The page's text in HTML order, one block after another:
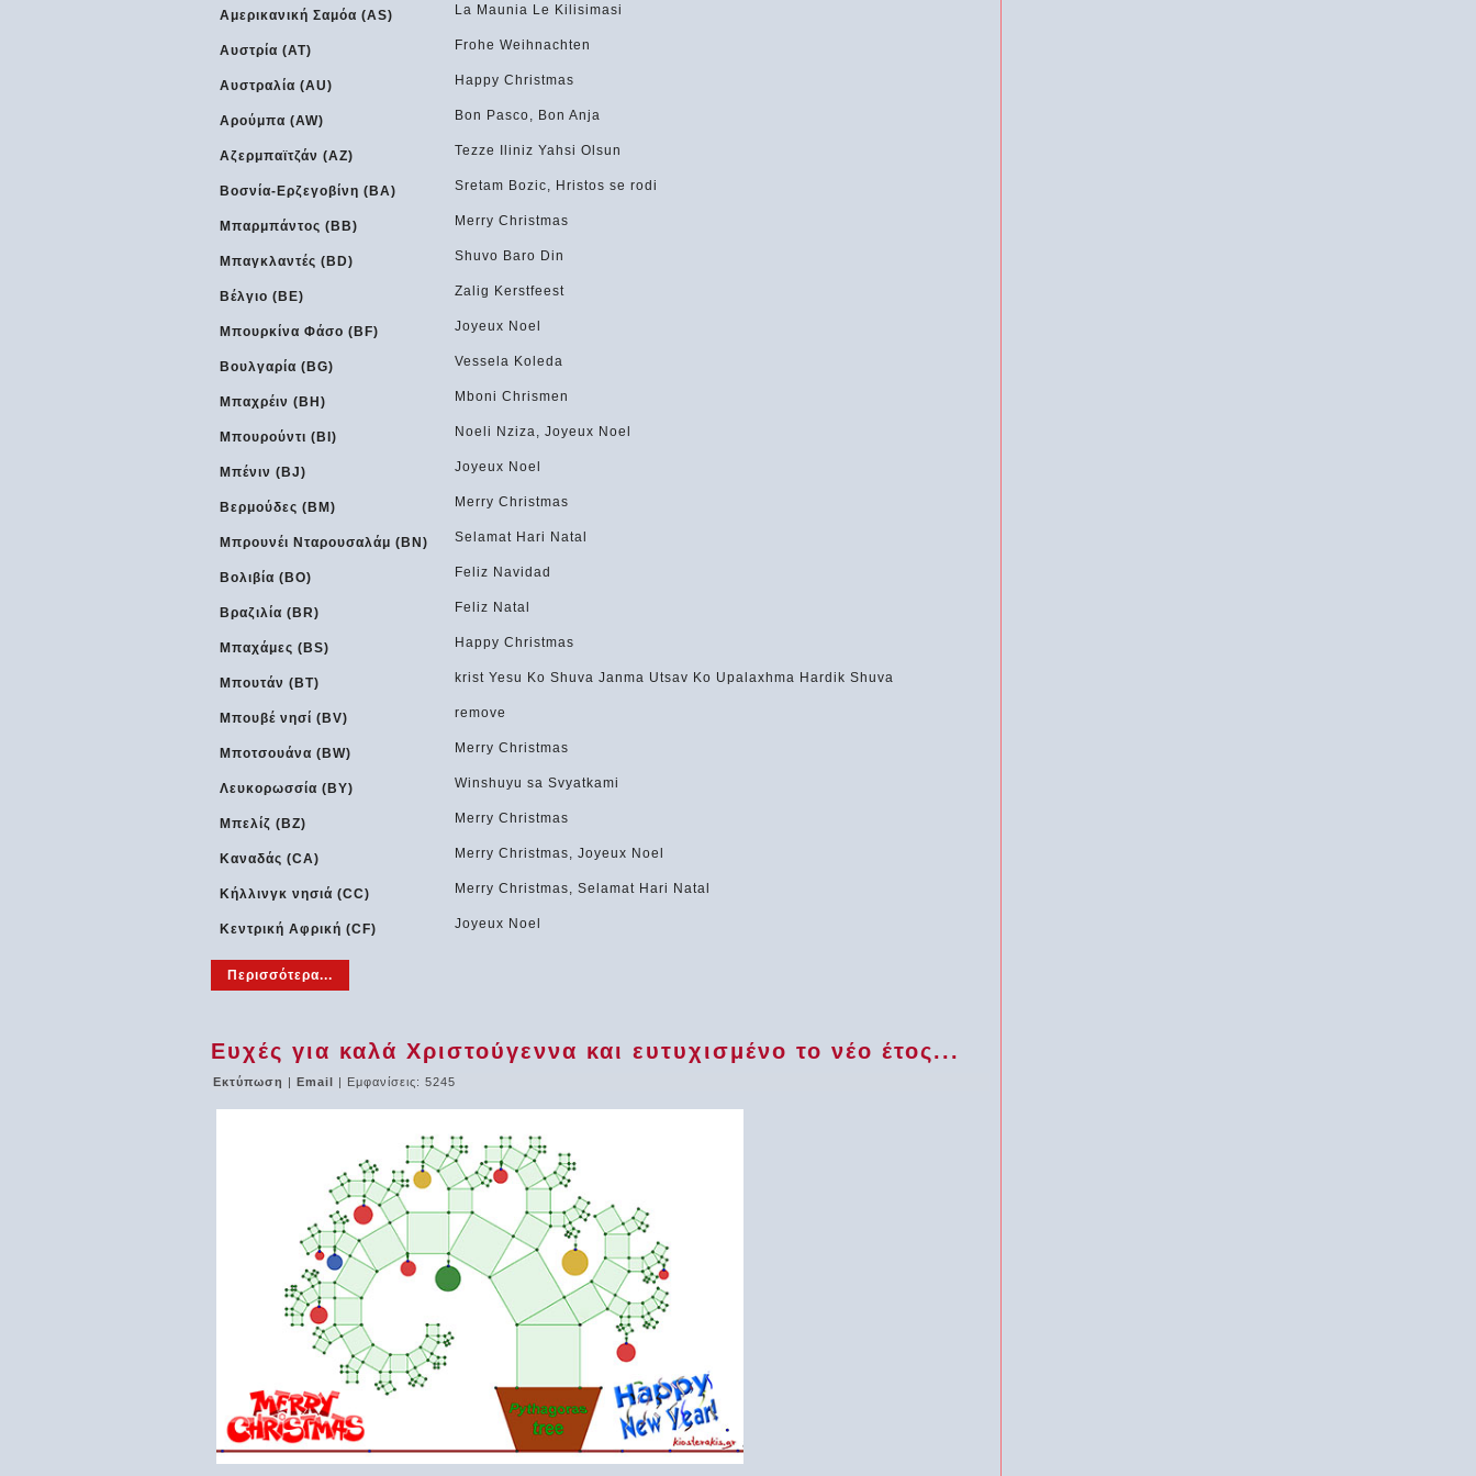
Αμερικανική Σαμόα (AS) La Maunia Le Kilisimasi
Αυστρία (AT) Frohe Weihnachten
Αυστραλία (AU) Happy Christmas
Αρούμπα (AW) Bon Pasco, Bon Anja
Αζερμπαϊτζάν (AZ) Tezze Iliniz Yahsi Olsun
Βοσνία-Ερζεγοβίνη (BA) Sretam Bozic, Hristos se rodi
Μπαρμπάντος (BB) Merry Christmas
Μπαγκλαντές (BD) Shuvo Baro Din
Βέλγιο (BE) Zalig Kerstfeest
Μπουρκίνα Φάσο (BF) Joyeux Noel
Βουλγαρία (BG) Vessela Koleda
Μπαχρέιν (BH) Mboni Chrismen
Μπουρούντι (BI) Noeli Nziza, Joyeux Noel
Μπένιν (BJ) Joyeux Noel
Βερμούδες (BM) Merry Christmas
Μπρουνέι Νταρουσαλάμ (BN) Selamat Hari Natal
Βολιβία (BO) Feliz Navidad
Βραζιλία (BR) Feliz Natal
Μπαχάμες (BS) Happy Christmas
Μπουτάν (BT) krist Yesu Ko Shuva Janma Utsav Ko Upalaxhma Hardik Shuva
Μπουβέ νησί (BV) remove
Μποτσουάνα (BW) Merry Christmas
Λευκορωσσία (BY) Winshuyu sa Svyatkami
Μπελίζ (BZ) Merry Christmas
Καναδάς (CA) Merry Christmas, Joyeux Noel
Κήλλινγκ νησιά (CC) Merry Christmas, Selamat Hari Natal
Κεντρική Αφρική (CF) Joyeux Noel
Περισσότερα...
Ευχές για καλά Χριστούγεννα και ευτυχισμένο το νέο έτος...
Εκτύπωση | Email | Εμφανίσεις: 5245